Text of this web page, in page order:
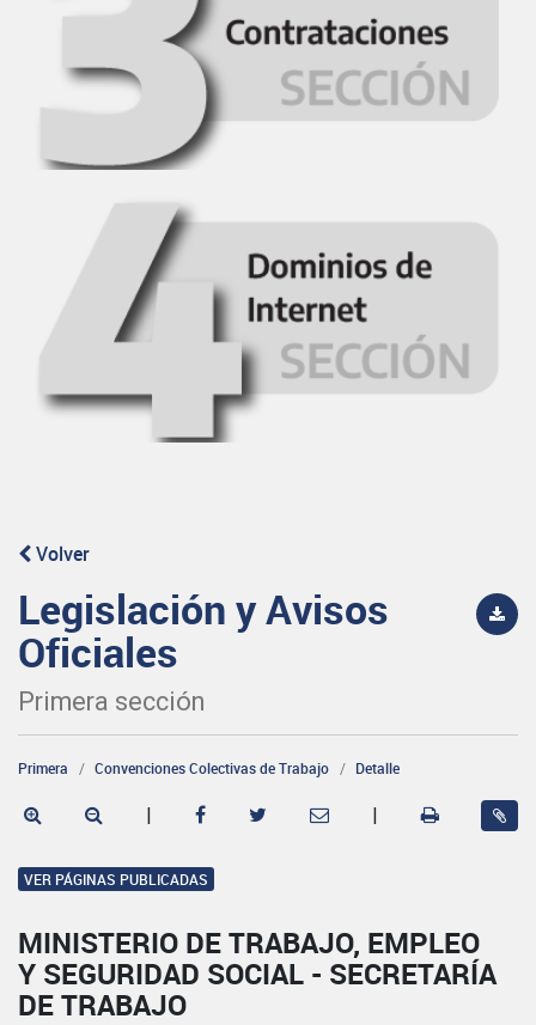
Volver
Legislación y Avisos
Oficiales
Primera sección
Primera Convenciones Colectivas de Trabajo Detalle
| |
VER PÁGINAS PUBLICADAS
MINISTERIO DE TRABAJO, EMPLEO
Y SEGURIDAD SOCIAL - SECRETARÍA
DE TRABAJO